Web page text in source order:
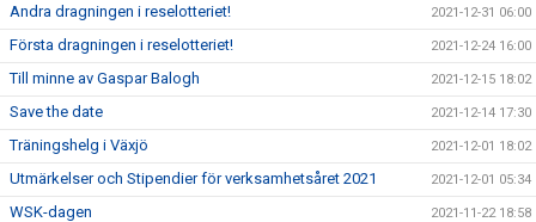
Andra dragningen i reselotteriet! 2021-12-31 06:00
Första dragningen i reselotteriet! 2021-12-24 16:00
Till minne av Gaspar Balogh 2021-12-15 18:02
Save the date 2021-12-14 17:30
Träningshelg i Växjö 2021-12-01 18:02
Utmärkelser och Stipendier för verksamhetsåret 2021 2021-12-01 05:34
WSK-dagen 2021-11-22 18:58